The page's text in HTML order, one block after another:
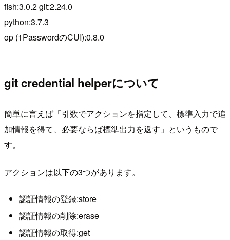
fish:3.0.2 git:2.24.0
python:3.7.3
op (1PasswordのCUI):0.8.0
git credential helperについて
簡単に言えば「引数でアクションを指定して、標準入力で追
加情報を得て、必要ならば標準出力を返す」というもので
す。
アクションは以下の3つがあります。
認証情報の登録:store
認証情報の削除:erase
認証情報の取得:get